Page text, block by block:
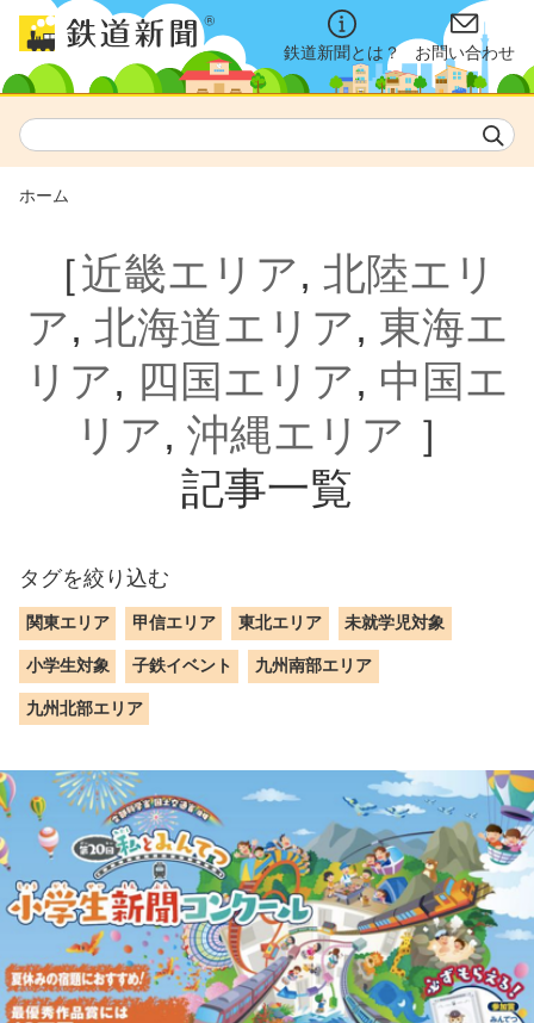
鉄道新聞とは？ お問い合わせ
ホーム
［近畿エリア, 北陸エリ
ア, 北海道エリア, 東海エ
リア, 四国エリア, 中国エ
リア, 沖縄エリア ］
記事一覧
タグを絞り込む
関東エリア 甲信エリア 東北エリア 未就学児対象
小学生対象 子鉄イベント 九州南部エリア
九州北部エリア